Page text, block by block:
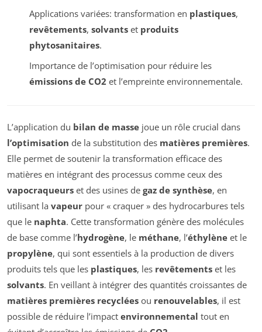
Applications variées: transformation en plastiques,
revêtements, solvantset produits
phytosanitaires.
Importance de l’optimisation pour réduire les
émissions de CO2 et l’empreinte environnementale.
L’application du bilan de masse joue un rôle crucial dans
l’optimisation de la substitution des matières premières.
Elle permet de soutenir la transformation efficace des
matières en intégrant des processus comme ceux des
vapocraqueurs et des usines de gaz de synthèse, en
utilisant la vapeur pour « craquer » des hydrocarbures tels
que le naphta. Cette transformation génère des molécules
de base comme l’hydrogène, le méthane, l’éthylène et le
propylène, qui sont essentiels à la production de divers
produits tels que les plastiques, les revêtements et les
solvants. En veillant à intégrer des quantités croissantes de
matières premières recyclées ou renouvelables, il est
possible de réduire l’impact environnemental tout en